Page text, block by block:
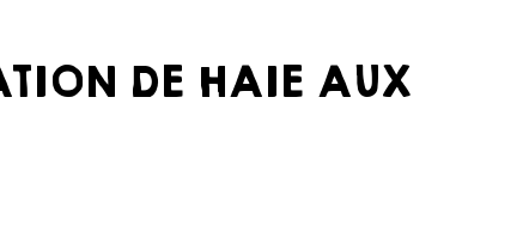
DE HAIE AUX